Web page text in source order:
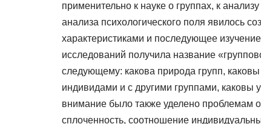
применительно к науке о группах, к
анализа психологического поля явилось
характеристиками и последующее
исследований получила название
следующему: какова природа групп,
индивидами и с другими группами,
внимание было также уделено проблемам
сплоченность, соотношение